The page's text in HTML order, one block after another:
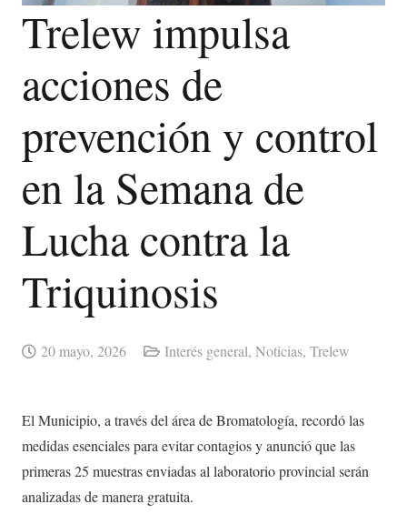
Trelew impulsa
acciones de
prevención y control
en la Semana de
Lucha contra la
Triquinosis
20 mayo, 2026 Interés general, Noticias, Trelew
El Municipio, a través del área de Bromatología, recordó las
medidas esenciales para evitar contagios y anunció que las
primeras 25 muestras enviadas al laboratorio provincial serán
analizadas de manera gratuita.